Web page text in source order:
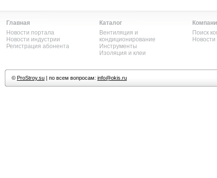
Главная
Новости портала
Новости индустрии
Регистрация абонента
Каталог
Вентиляция и
кондиционирование
Инструменты
Изоляция и клеи
Поиск
© ProStroy.su| по всем вопросам: info@okis.ru